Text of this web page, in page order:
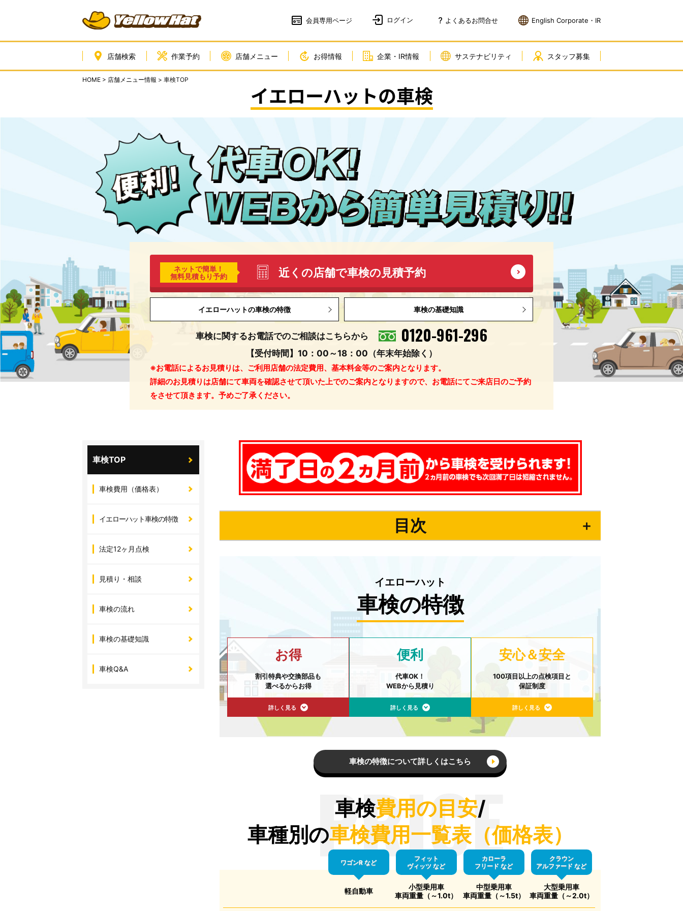
会員専用ページ よくあるお問合せ English Corporate・IR
店舗検索 作業予約 店舗メニュー お得情報 企業・IR情報 サステナビリティ スタッフ募集
HOME > 店舗メニュー情報 > 車検TOP
イエローハットの車検
ネットで簡単！
無料見積もり予約
近くの店舗で車検の見積予約
イエローハットの車検の特徴 車検の基礎知識
車検に関するお電話でのご相談はこちらから 0120-961-296
【受付時間】10：00～18：00（年末年始除く）
※お電話によるお見積りは、ご利用店舗の法定費用、基本料金等のご案内となります。
詳細のお見積りは店舗にて車両を確認させて頂いた上でのご案内となりますので、お電話にてご来店日のご予約
をさせて頂きます。予めご了承ください。
車検TOP
車検費用（価格表）
イエローハット車検の特徴
法定12ヶ月点検
見積り・相談
車検の流れ
車検の基礎知識
車検Q&A
目次
イエローハット
車検の特徴
お得
割引特典や交換部品も
選べるからお得
詳しく見る
便利
代車OK！
WEBから見積り
詳しく見る
安心＆安全
100項目以上の点検項目と
保証制度
詳しく見る
車検の特徴について詳しくはこちら
車検費用の目安/
車種別の車検費用一覧表（価格表）
PRICE
軽自動車
ワゴンR など
小型乗用車
車両重量（～1.0t）
フィット
ヴィッツ など
中型乗用車
車両重量（～1.5t）
カローラ
フリード など
大型乗用車
車両重量（～2.0t）
クラウン
アルファード など